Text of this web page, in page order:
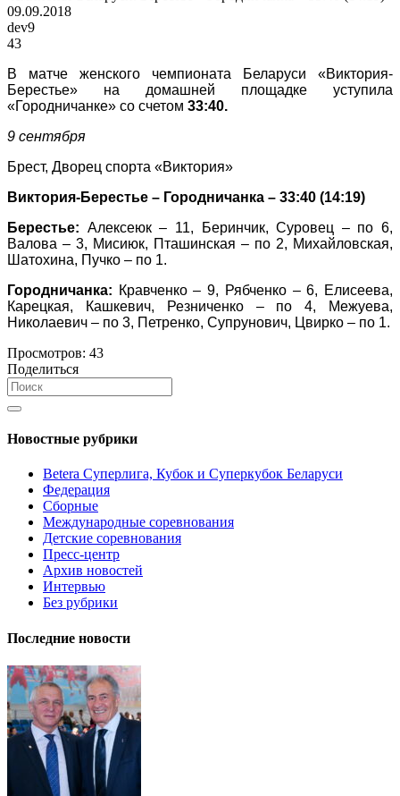
09.09.2018
dev9
43
В матче женского чемпионата Беларуси «Виктория-
Берестье» на домашней площадке уступила
«Городничанке» со счетом 33:40.
9 сентября
Брест, Дворец спорта «Виктория»
Виктория-Берестье – Городничанка – 33:40 (14:19)
Берестье: Алексеюк – 11, Беринчик, Суровец – по 6,
Валова – 3, Мисиюк, Пташинская – по 2, Михайловская,
Шатохина, Пучко – по 1.
Городничанка: Кравченко – 9, Рябченко – 6, Елисеева,
Карецкая, Кашкевич, Резниченко – по 4, Межуева,
Николаевич – по 3, Петренко, Супрунович, Цвирко – по 1.
Просмотров: 43
Поделиться
Новостные рубрики
Betera Суперлига, Кубок и Суперкубок Беларуси
Федерация
Сборные
Международные соревнования
Детские соревнования
Пресс-центр
Архив новостей
Интервью
Без рубрики
Последние новости